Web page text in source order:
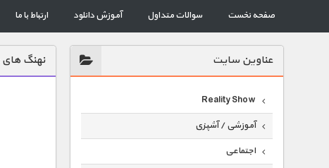
صفحه نخست سوالات متداول آموزش دانلود ارتباط با ما
عناوين سايت
Reality Show
آموزشی / آشپزی
اجتماعی
نهنگ های